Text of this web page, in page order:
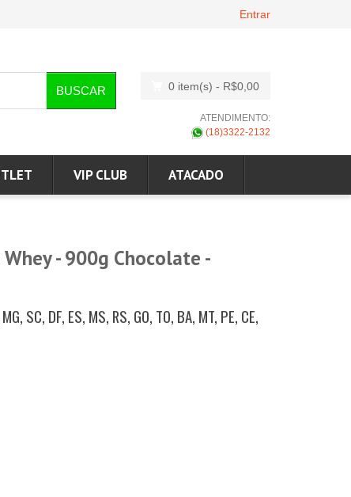
Entrar
BUSCAR 0 item(s) - R$0,00
ATENDIMENTO:
(18)3322-2132
VIP CLUB ATACADO
- 900g Chocolate -
SC, DF, ES, MS, RS, GO, TO, BA, MT, PE, CE,